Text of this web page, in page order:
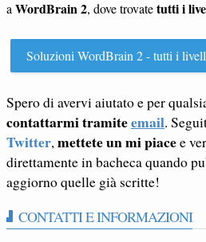
a WordBrain 2, dove trovatetutti i
Soluzioni WordBrain 2 - tutti i
Spero di avervi aiutato e per
contattarmi tramiteemail.
Twitter,mettete un mi piacee
direttamente in bacheca quando
aggiorno quelle già scritte!
CONTATTI E INFORMAZIONI